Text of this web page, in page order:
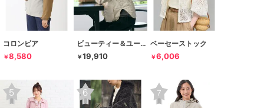
コロンビア
￥8,580
ビューティー＆ユース ユナイテッドアローズ
￥19,910
ベーセーストック
￥6,006